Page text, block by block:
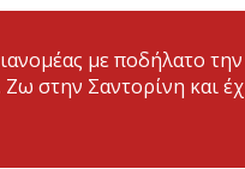
διανομέας με ποδήλατο
Ζω στην Σαντορίνη και